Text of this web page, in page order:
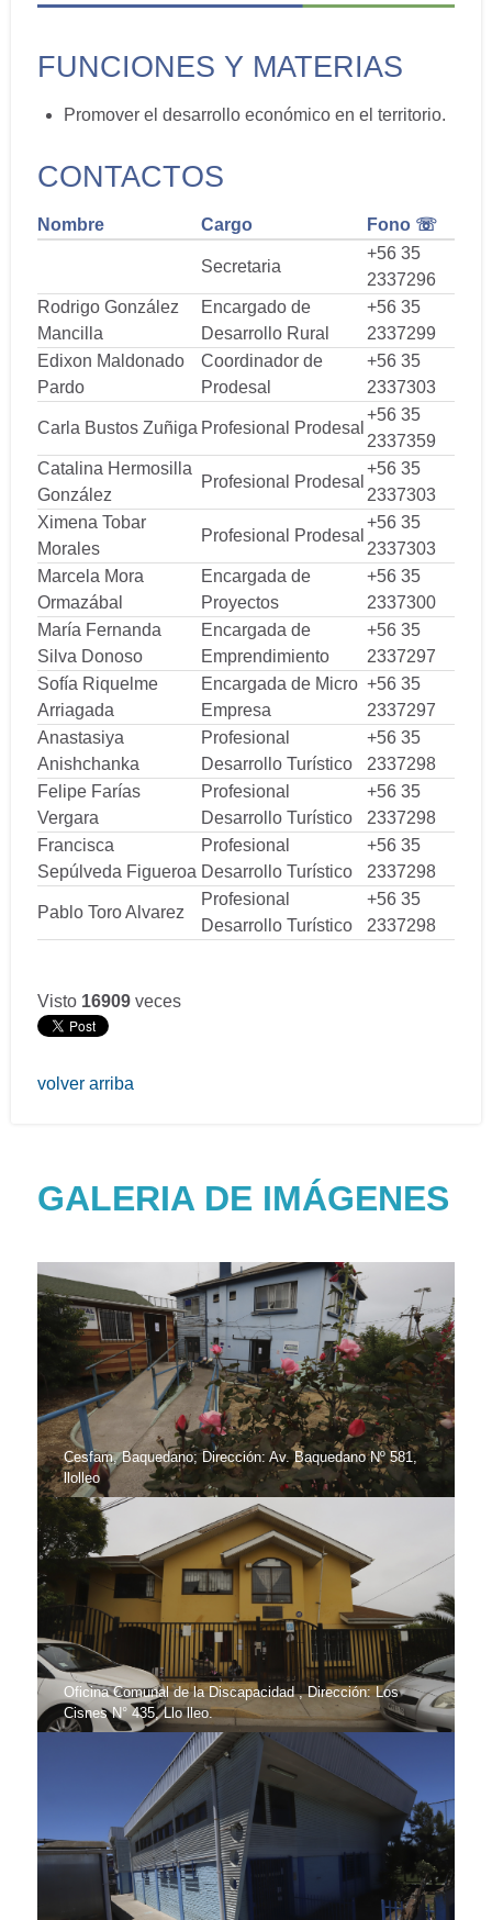
FUNCIONES Y MATERIAS
Promover el desarrollo económico en el territorio.
CONTACTOS
Nombre Cargo Fono ☏
Secretaria
+56 35
2337296
Rodrigo González
Mancilla
Encargado de
Desarrollo Rural
+56 35
2337299
Edixon Maldonado
Pardo
Coordinador de
Prodesal
+56 35
2337303
Carla Bustos Zuñiga Profesional Prodesal
+56 35
2337359
Catalina Hermosilla
González
Profesional Prodesal
+56 35
2337303
Ximena Tobar
Morales
Profesional Prodesal
+56 35
2337303
Marcela Mora
Ormazábal
Encargada de
Proyectos
+56 35
2337300
María Fernanda
Silva Donoso
Encargada de
Emprendimiento
+56 35
2337297
Sofía Riquelme
Arriagada
Encargada de Micro
Empresa
+56 35
2337297
Anastasiya
Anishchanka
Profesional
Desarrollo Turístico
+56 35
2337298
Felipe Farías
Vergara
Profesional
Desarrollo Turístico
+56 35
2337298
Francisca
Sepúlveda Figueroa
Profesional
Desarrollo Turístico
+56 35
2337298
Pablo Toro Alvarez
Profesional
Desarrollo Turístico
+56 35
2337298
Visto 16909 veces
volver arriba
GALERIA DE IMÁGENES
Cesfam, Baquedano; Dirección: Av. Baquedano Nº 581,
llolleo
Oficina Comunal de la Discapacidad , Dirección: Los
Cisnes N° 435, Llo lleo.